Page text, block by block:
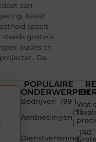
aan
Naast
speelt
steeds grotere
audits en
De
POPULAIRE
ONDERWERPEN
Bedrijven
(99 )
Aanbiedingen
(91
)
Dienstverlening
(40
Wat
Grote